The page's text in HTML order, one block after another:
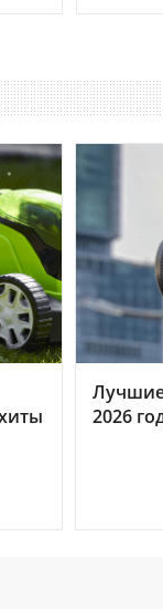
2026